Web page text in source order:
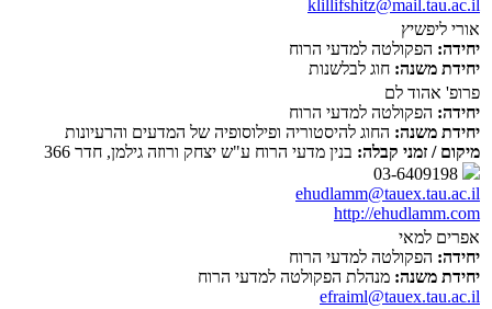
klillifshitz@mail.tau.ac.il
אורי ליפשיץ
יחידה: הפקולטה למדעי הרוח
יחידת משנה: חוג לבלשנות
פרופ' אהוד לם
יחידה: הפקולטה למדעי הרוח
יחידת משנה: החוג להיסטוריה ופילוסופיה של המדעים והרעיונות
מיקום / זמני קבלה: בנין מדעי הרוח ע"ש יצחק ורוזה גילמן, חדר 366
ehudlamm@tauex.tau.ac.il
http://ehudlamm.com
אפרים למאי
יחידה: הפקולטה למדעי הרוח
יחידת משנה: מנהלת הפקולטה למדעי הרוח
efraiml@tauex.tau.ac.il